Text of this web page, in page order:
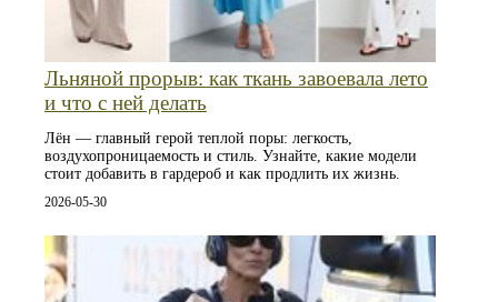
Льняной прорыв: как ткань завоевала лето
и что с ней делать
Лён — главный герой теплой поры: легкость,
воздухопроницаемость и стиль. Узнайте, какие модели
стоит добавить в гардероб и как продлить их жизнь.
2026-05-30